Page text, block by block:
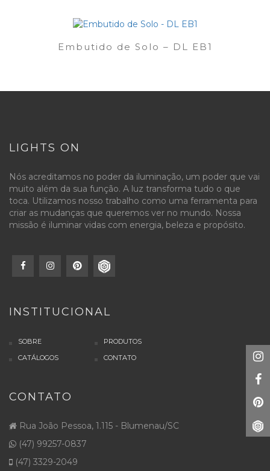
Embutido de Solo – DL EB1
LIGHTS ON
Nós acreditamos no poder da iluminação, um poder que vai
muito além da sua função. A luz transforma tudo o que
toca. Utilizamos nosso trabalho como uma ferramenta para
criar as mudanças que queremos ver no mundo. Nossa
missão é iluminar vidas com energia, beleza e propósito.
INSTITUCIONAL
SOBRE
PRODUTOS
CATÁLOGOS
CONTATO
CONTATO
Rua João Pessoa, 1.115 - Blumenau/SC
(47) 99257-0837
(47) 3329-2049